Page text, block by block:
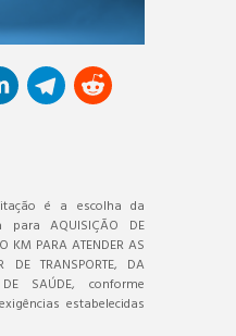
é a escolha da
AQUISIÇÃO DE
KM PARA ATENDER AS
DE TRANSPORTE, DA
DE SAÚDE, conforme
estabelecidas